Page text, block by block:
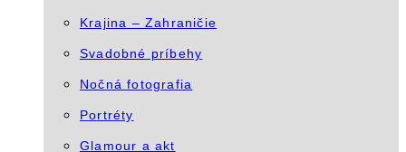
Krajina – Zahraničie
Svadobné príbehy
Nočná fotografia
Portréty
Glamour a akt